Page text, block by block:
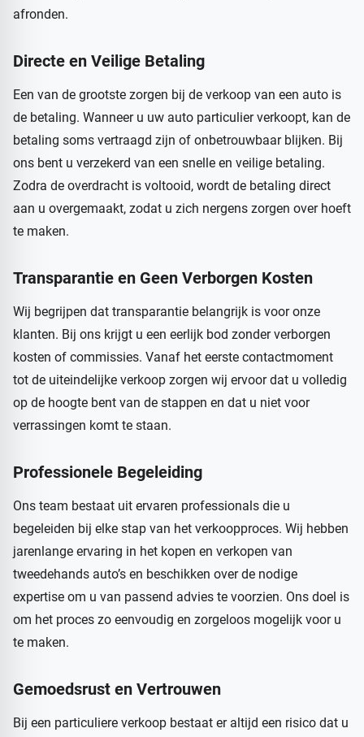
afronden.
Directe en Veilige Betaling
Een van de grootste zorgen bij de verkoop van een auto is
de betaling. Wanneer u uw auto particulier verkoopt, kan de
betaling soms vertraagd zijn of onbetrouwbaar blijken. Bij
ons bent u verzekerd van een snelle en veilige betaling.
Zodra de overdracht is voltooid, wordt de betaling direct
aan u overgemaakt, zodat u zich nergens zorgen over hoeft
te maken.
Transparantie en Geen Verborgen Kosten
Wij begrijpen dat transparantie belangrijk is voor onze
klanten. Bij ons krijgt u een eerlijk bod zonder verborgen
kosten of commissies. Vanaf het eerste contactmoment
tot de uiteindelijke verkoop zorgen wij ervoor dat u volledig
op de hoogte bent van de stappen en dat u niet voor
verrassingen komt te staan.
Professionele Begeleiding
Ons team bestaat uit ervaren professionals die u
begeleiden bij elke stap van het verkoopproces. Wij hebben
jarenlange ervaring in het kopen en verkopen van
tweedehands auto’s en beschikken over de nodige
expertise om u van passend advies te voorzien. Ons doel is
om het proces zo eenvoudig en zorgeloos mogelijk voor u
te maken.
Gemoedsrust en Vertrouwen
Bij een particuliere verkoop bestaat er altijd een risico dat u